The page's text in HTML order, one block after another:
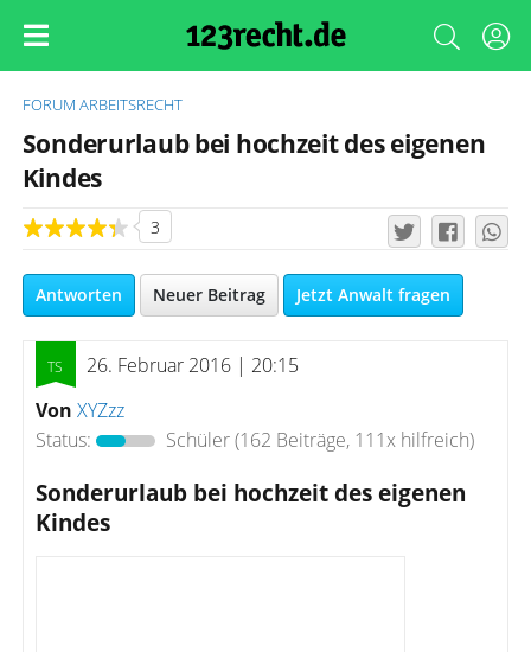
FORUM ARBEITSRECHT
Sonderurlaub bei hochzeit des eigenen
Kindes
3
Antworten Neuer Beitrag Jetzt Anwalt fragen
26. Februar 2016 | 20:15
Von XYZzz
Status:
Schüler(162 Beiträge, 111x hilfreich)
Sonderurlaub bei hochzeit des eigenen
Kindes